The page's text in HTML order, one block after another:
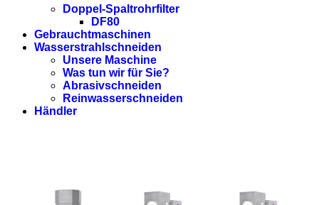
Doppel-Spaltrohrfilter
DF80
Gebrauchtmaschinen
Wasserstrahlschneiden
Unsere Maschine
Was tun wir für Sie?
Abrasivschneiden
Reinwasserschneiden
Händler